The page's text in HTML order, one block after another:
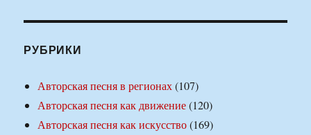
РУБРИКИ
Авторская песня в регионах(107)
Авторская песня как движение(120)
Авторская песня как искусство(169)